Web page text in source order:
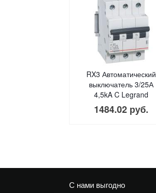
RX3 Автоматический
выключатель 3/25А
4,5kA C Legrand
1484.02 руб.
С нами выгодно